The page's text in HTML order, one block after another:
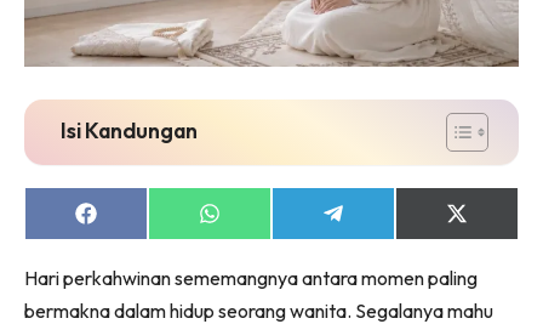
Isi Kandungan
Share
on
Share
on
Share
on
Share
on
(Twitter)
Hari perkahwinan sememangnya antara momen paling
bermakna dalam hidup seorang wanita. Segalanya mahu